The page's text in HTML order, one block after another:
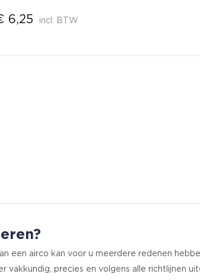
6,25 incl. BTW
een airco kan voor u meerdere redenen
precies en volgens alle richtlijnen